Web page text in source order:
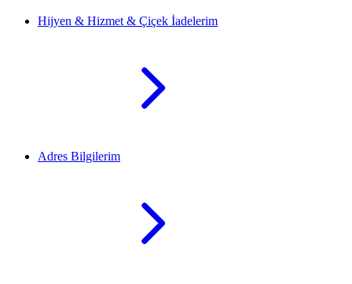
Hijyen & Hizmet & Çiçek İadelerim
Adres Bilgilerim